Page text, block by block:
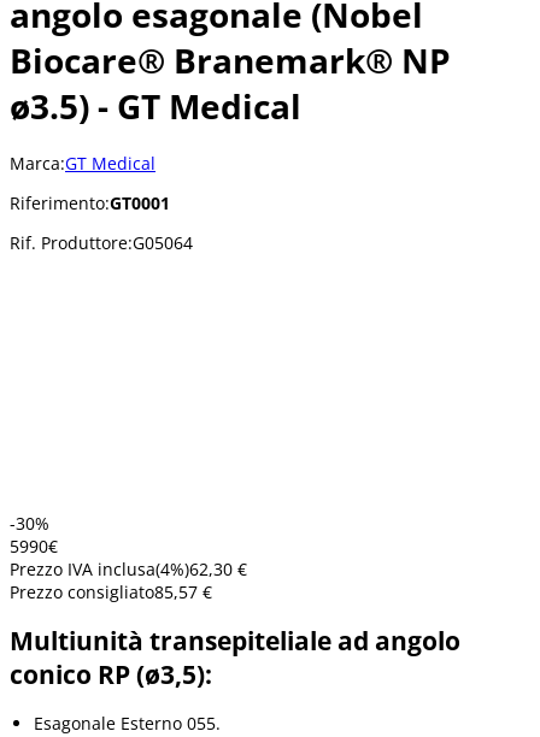
angolo esagonale (Nobel
Biocare® Branemark® NP
ø3.5) - GT Medical
Marca:GT Medical
Riferimento:GT0001
Rif. Produttore:G05064
-30%
5990€
Prezzo IVA inclusa(4%)62,30 €
Prezzo consigliato85,57 €
Multiunità transepiteliale ad angolo
conico RP (ø3,5):
Esagonale Esterno 055.